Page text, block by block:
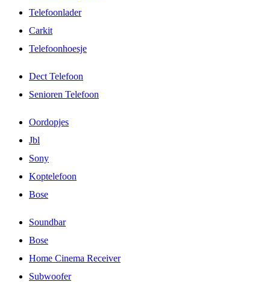
Telefoonlader
Carkit
Telefoonhoesje
Dect Telefoon
Senioren Telefoon
Oordopjes
Jbl
Sony
Koptelefoon
Bose
Soundbar
Bose
Home Cinema Receiver
Subwoofer